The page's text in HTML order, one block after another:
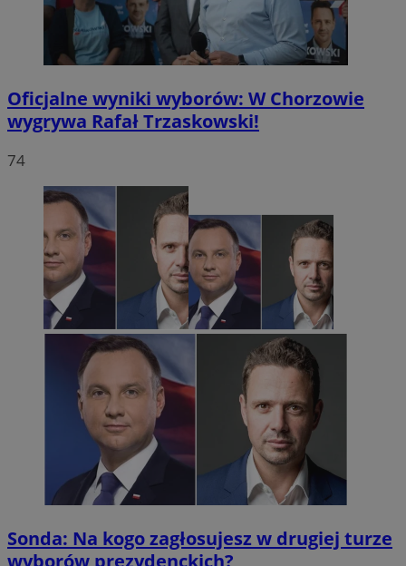
Oficjalne wyniki wyborów: W Chorzowie
wygrywa Rafał Trzaskowski!
74
Sonda: Na kogo zagłosujesz w drugiej turze